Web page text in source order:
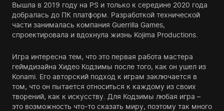
Вышла в 2019 году на PS и только к середине 2020 года
добралась до ПК платформ. Разработкой технической
части занималась компания Guerrilla Games,
спроектировала и вдохнула жизнь Kojima Productions.
Игра интересна тем, что это первая работа мастера
геймдизайна Хидео Кодзимы после того, как он ушел из
Konami. Его авторский подход к играм заключается в
том, что он пытается относиться к каждому из своих
творений, как к искусству. Для Кодзимы любая игра –
это возможность что-то сказать миру, поэтому так много